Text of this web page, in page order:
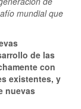
mundial que
de las
con
existentes, y
nuevas